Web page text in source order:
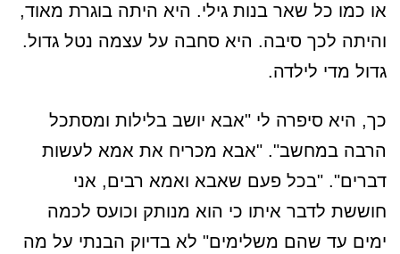
או כמו כל שאר בנות גילי. היא היתה בוגרת מאוד,
והיתה לכך סיבה. היא סחבה על עצמה נטל גדול.
גדול מדי לילדה.
כך, היא סיפרה לי "אבא יושב בלילות ומסתכל
הרבה במחשב". "אבא מכריח את אמא לעשות
דברים". "בכל פעם שאבא ואמא רבים, אני
חוששת לדבר איתו כי הוא מנותק וכועס לכמה
ימים עד שהם משלימים" לא בדיוק הבנתי על מה